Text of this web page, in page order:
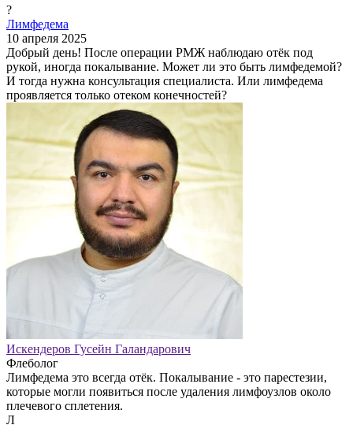
?
Лимфедема
10 апреля 2025
Добрый день! После операции РМЖ наблюдаю отёк под
рукой, иногда покалывание. Может ли это быть лимфедемой?
И тогда нужна консультация специалиста. Или лимфедема
проявляется только отеком конечностей?
Искендеров Гусейн Галандарович
Флеболог
Лимфедема это всегда отёк. Покалывание - это парестезии,
которые могли появиться после удаления лимфоузлов около
плечевого сплетения.
Л